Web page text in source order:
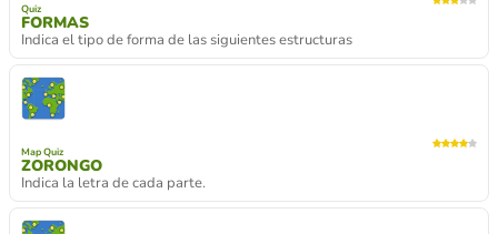
Quiz
FORMAS
Indica el tipo de forma de las siguientes estructuras
Map Quiz
ZORONGO
Indica la letra de cada parte.